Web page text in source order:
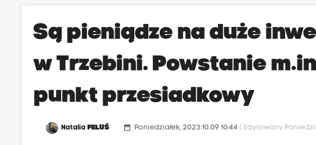
Są pieniądze na duże
w Trzebini. Powstanie
punkt przesiadkowy
NataliaFELUŚ date_range Poniedziałek, 2023.10.09 10:44( Edytowany